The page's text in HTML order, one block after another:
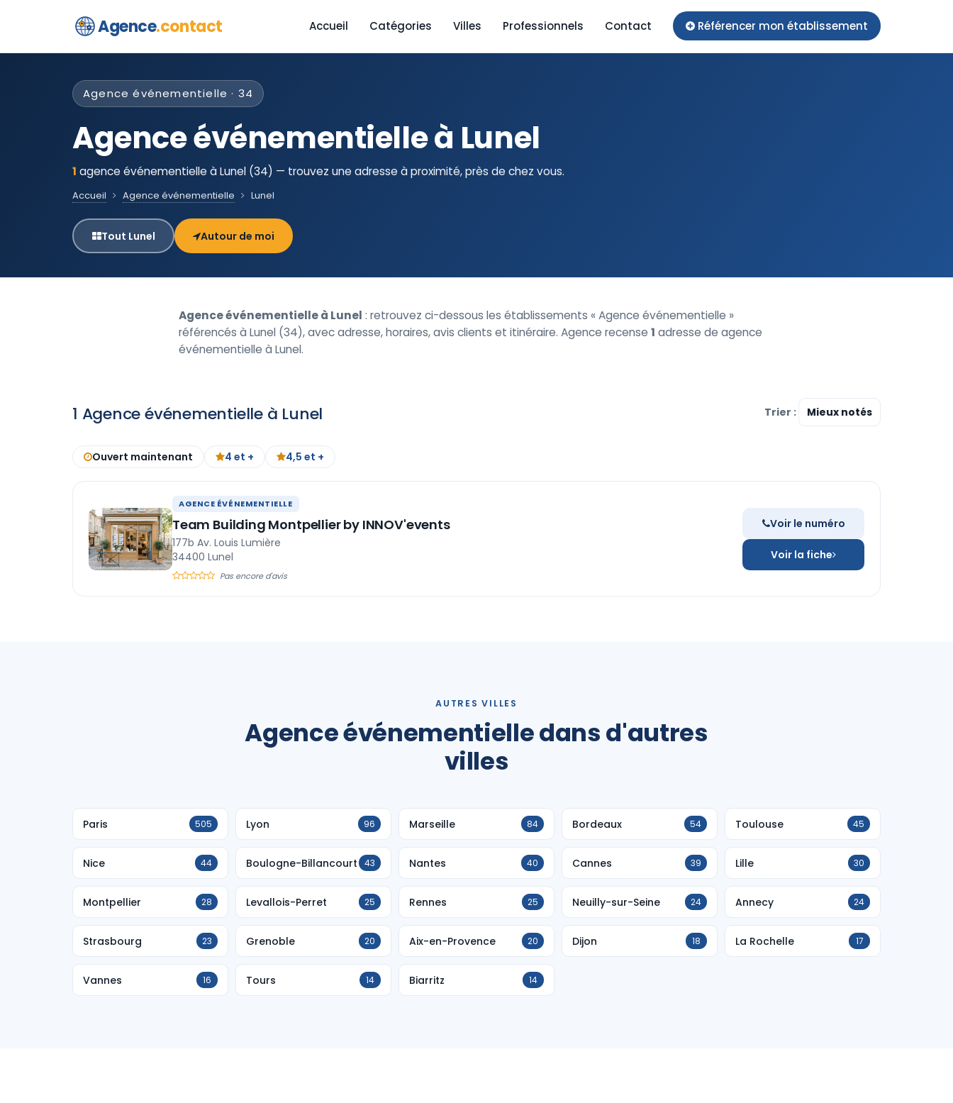
Agence.contact Accueil Catégories Villes Professionnels Contact Référencer mon établissement
Agence événementielle · 34
Agence événementielle à Lunel
1 agence événementielle à Lunel (34) — trouvez une adresse à proximité, près de chez vous.
Accueil Agence événementielle Lunel
Tout Lunel Autour de moi
Agence événementielle à Lunel : retrouvez ci-dessous les établissements « Agence événementielle »
référencés à Lunel (34), avec adresse, horaires, avis clients et itinéraire. Agence recense 1 adresse de agence
événementielle à Lunel.
1 Agence événementielle à Lunel Trier :
Ouvert maintenant 4 et + 4,5 et +
AGENCE ÉVÉNEMENTIELLE
Team Building Montpellier by INNOV'events
177b Av. Louis Lumière
34400 Lunel
Pas encore d'avis
Voir le numéro
Voir la fiche
AUTRES VILLES
Agence événementielle dans d'autres
villes
Paris 505 Lyon 96 Marseille 84 Bordeaux 54 Toulouse 45
Nice 44 Boulogne-Billancourt 43 Nantes 40 Cannes 39 Lille 30
Montpellier 28 Levallois-Perret 25 Rennes 25 Neuilly-sur-Seine 24 Annecy 24
Strasbourg 23 Grenoble 20 Aix-en-Provence 20 Dijon 18 La Rochelle 17
Vannes 16 Tours 14 Biarritz 14